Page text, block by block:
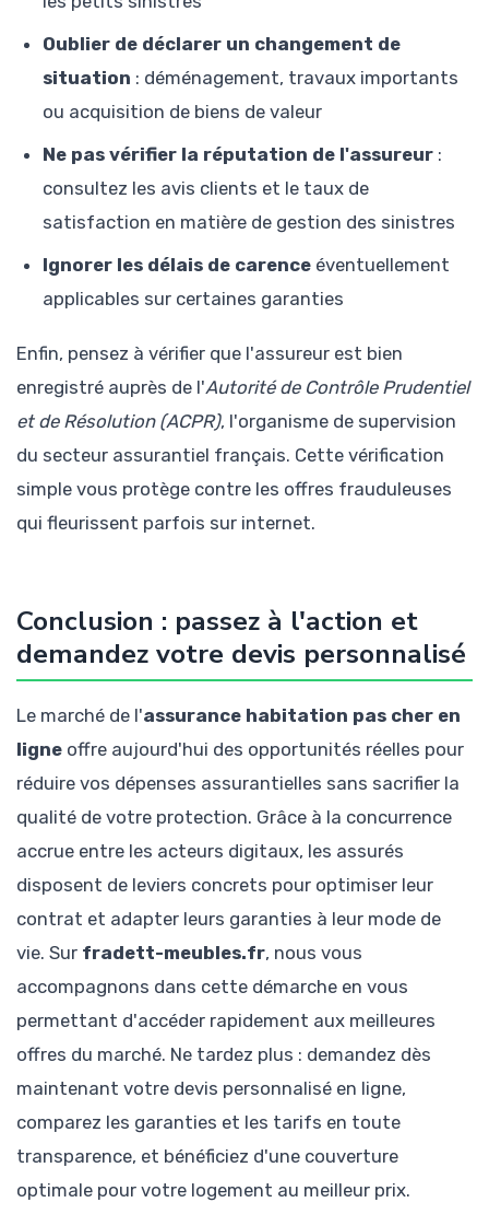
Oublier de déclarer un changement de
situation : déménagement, travaux importants
ou acquisition de biens de valeur
Ne pas vérifier la réputation de l'assureur :
consultez les avis clients et le taux de
satisfaction en matière de gestion des sinistres
Ignorer les délais de carence éventuellement
applicables sur certaines garanties
Enfin, pensez à vérifier que l'assureur est bien
enregistré auprès de l'Autorité de Contrôle Prudentiel
et de Résolution (ACPR), l'organisme de supervision
du secteur assurantiel français. Cette vérification
simple vous protège contre les offres frauduleuses
qui fleurissent parfois sur internet.
Conclusion : passez à l'action et
demandez votre devis personnalisé
Le marché de l'assurance habitation pas cher en
ligne offre aujourd'hui des opportunités réelles pour
réduire vos dépenses assurantielles sans sacrifier la
qualité de votre protection. Grâce à la concurrence
accrue entre les acteurs digitaux, les assurés
disposent de leviers concrets pour optimiser leur
contrat et adapter leurs garanties à leur mode de
vie. Sur fradett-meubles.fr, nous vous
accompagnons dans cette démarche en vous
permettant d'accéder rapidement aux meilleures
offres du marché. Ne tardez plus : demandez dès
maintenant votre devis personnalisé en ligne,
comparez les garanties et les tarifs en toute
transparence, et bénéficiez d'une couverture
optimale pour votre logement au meilleur prix.